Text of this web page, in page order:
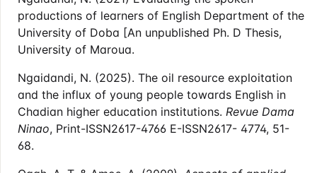
productions of learners of English Department of the
University of Doba [An unpublished Ph. D Thesis,
University of Maroua.
Ngaidandi, N. (2025). The oil resource exploitation
and the influx of young people towards English in
Chadian higher education institutions. Revue Dama
Ninao, Print-ISSN2617-4766 E-ISSN2617- 4774, 51-
68.